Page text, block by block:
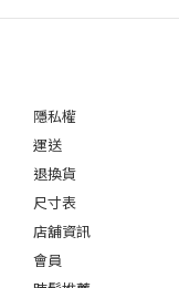
隱私權
運送
退換貨
尺寸表
店舖資訊
會員